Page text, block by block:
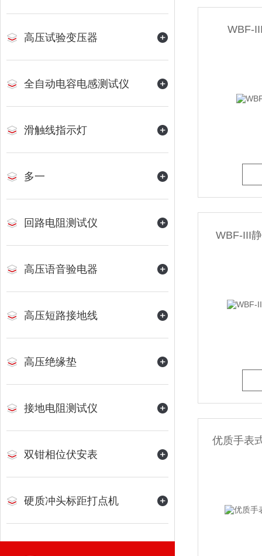
高压试验变压器
全自动电容电感测试仪
滑触线指示灯
多一
回路电阻测试仪
高压语音验电器
高压短路接地线
高压绝缘垫
接地电阻测试仪
双钳相位伏安表
硬质冲头标距打点机
WBF-
WBF-III
优质手表